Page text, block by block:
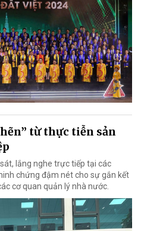
từ thực tiễn sản
lắng nghe trực tiếp tại các
chứng đậm nét cho sự gắn kết
cơ quan quản lý nhà nước.